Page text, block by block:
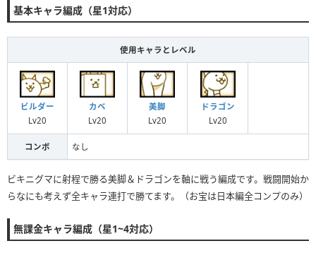
基本キャラ編成（星1対応）
使用キャラとレベル
ビルダー
Lv20
カベ
Lv20
美脚
Lv20
ドラゴン
Lv20
コンボ なし
ビキニグマに射程で勝る美脚＆ドラゴンを軸に戦う編成です。戦闘開始か
らなにも考えず全キャラ連打で勝てます。（お宝は日本編全コンプのみ）
無課金キャラ編成（星1~4対応）